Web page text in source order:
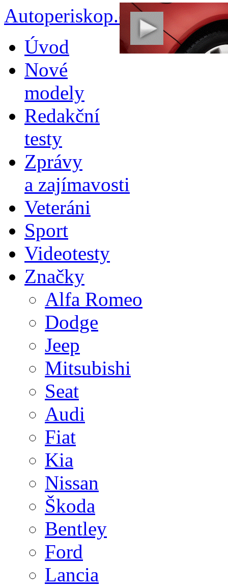
Autoperiskop.cz –
obsahu
webu
Úvod
Nové
modely
Redakční
testy
Zprávy
a zajímavosti
Veteráni
Sport
Videotesty
Značky
Alfa Romeo
Dodge
Jeep
Mitsubishi
Seat
Audi
Fiat
Kia
Nissan
Škoda
Bentley
Ford
Lancia